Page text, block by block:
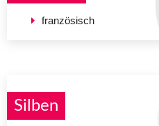
französisch
Silben